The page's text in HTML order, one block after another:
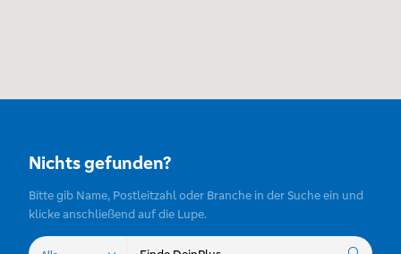
Nichts gefunden?
Bitte gib Name, Postleitzahl oder Branche in der Suche ein und
klicke anschließend auf die Lupe.